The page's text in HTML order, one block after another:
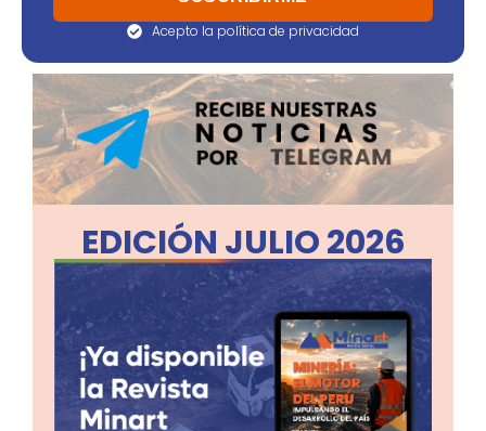
Acepto la política de privacidad
EDICIÓN JULIO 2026